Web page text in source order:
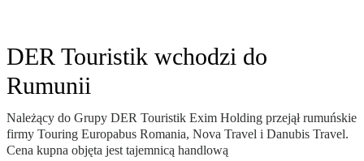
DER Touristik wchodzi do
Rumunii
Należący do Grupy DER Touristik Exim Holding przejął rumuńskie
firmy Touring Europabus Romania, Nova Travel i Danubis Travel.
Cena kupna objęta jest tajemnicą handlową